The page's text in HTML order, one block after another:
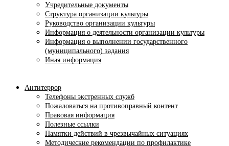
Учредительные документы
Структура организации культуры
Руководство организации культуры
Информация о деятельности организации культуры
Информация о выполнении государственного
(муниципального) задания
Иная информация
Антитеррор
Телефоны экстренных служб
Пожаловаться на противоправный контент
Правовая информация
Полезные ссылки
Памятки действий в чрезвычайных ситуациях
Методические рекомендации по профилактике